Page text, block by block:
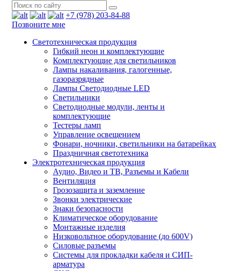
+7 (978) 203-84-88
Позвоните мне
Светотехническая продукция
Гибкий неон и комплектующие
Комплектующие для светильников
Лампы накаливания, галогенные,
газоразрядные
Лампы Светодиодные LED
Светильники
Светодиодные модули, ленты и
комплектующие
Тестеры ламп
Управление освещением
Фонари, ночники, светильники на батарейках
Праздничная светотехника
Электротехническая продукция
Аудио, Видео и ТВ, Разъемы и Кабели
Вентиляция
Грозозащита и заземление
Звонки электрические
Знаки безопасности
Климатическое оборудование
Монтажные изделия
Низковольтное оборудование (до 600V)
Силовые разъемы
Системы для прокладки кабеля и СИП-
арматура